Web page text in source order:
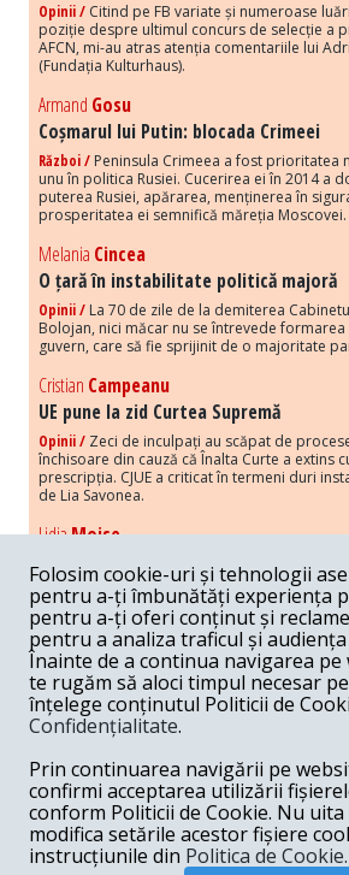
Opinii / Citind pe FB variate și numeroase
poziție despre ultimul concurs de selecție a
AFCN, mi-au atras atenția comentariile lui
(Fundația Kulturhaus).
Armand Gosu
Coșmarul lui Putin: blocada Crimeei
Război / Peninsula Crimeea a fost prioritatea
unu în politica Rusiei. Cucerirea ei în 2014 a
puterea Rusiei, apărarea, menținerea în
prosperitatea ei semnifică măreția Moscovei.
Melania Cincea
O țară în instabilitate politică majoră
Opinii / La 70 de zile de la demiterea
Bolojan, nici măcar nu se întrevede formarea
guvern, care să fie sprijinit de o majoritate
Cristian Campeanu
UE pune la zid Curtea Supremă
Opinii / Zeci de inculpați au scăpat de
închisoare din cauză că Înalta Curte a extins
prescripția. CJUE a criticat în termeni duri
de Lia Savonea.
LidiaMoise
Costurile economice ale haosului politic
Opinii / Economia nu poate rezista cu
susținerii intereselor poporului, care, de
obsesia menținerii privilegiilor și a averilor
Melania Cincea
Noi puseuri de xenofobie din partea
„neaoși”
Periodic, în spațiul public sunt voci
mesaje xenofobe la adresa câte unui
anumit grup politico-mediatic, într-un anumit
ArmandGosu
Unirea cu Moldova: modele istorice
Folosim cookie-uri și tehnologii
pentru a-ți îmbunătăți experiența
pentru a-ți oferi conținut și
pentru a analiza traficul și
Înainte de a continua navigarea
te rugăm să aloci timpul necesar
înțelege conținutul Politicii de
Confidențialitate.
Prin continuarea navigării pe
confirmi acceptarea utilizării
conform Politicii de Cookie. Nu
modifica setările acestor fișiere
instrucțiunile din Politica de Cookie.